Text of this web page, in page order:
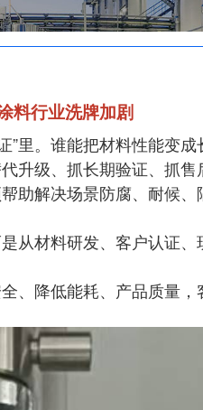
料行业洗牌加剧
。谁能把材料性能变成
级、抓长期验证、抓售
解决场景防腐、耐候、
材料研发、客户认证、
降低能耗、产品质量，